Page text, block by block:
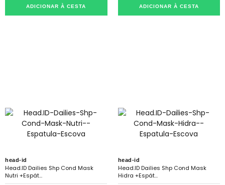
ADICIONAR À CESTA ADICIONAR À CESTA
head-id
Head.ID Dailies Shp Cond Mask
Nutri +Espát...
head-id
Head.ID Dailies Shp Cond Mask
Hidra +Espát...